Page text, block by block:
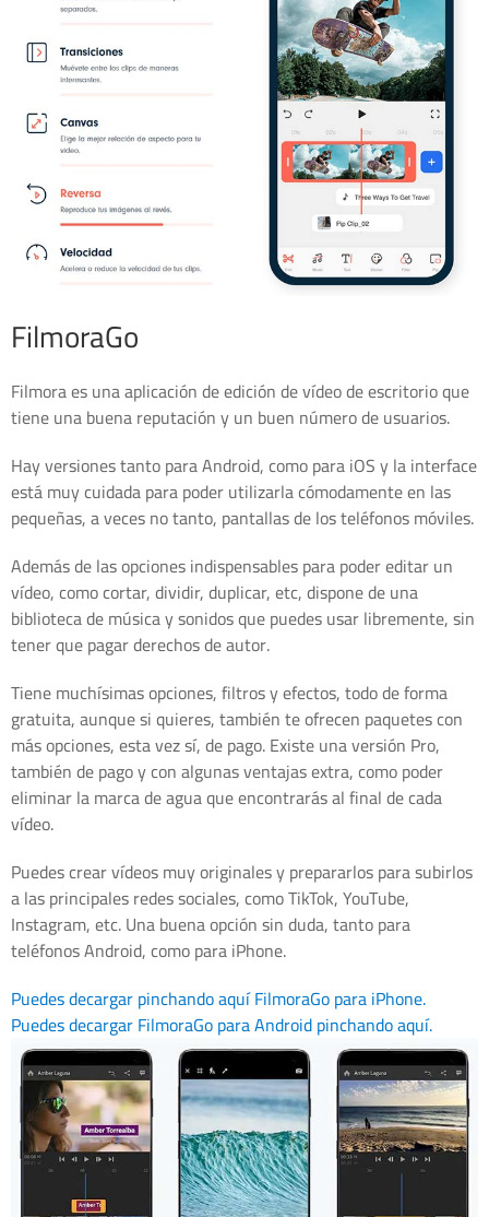
FilmoraGo
Filmora es una aplicación de edición de vídeo de escritorio que
tiene una buena reputación y un buen número de usuarios.
Hay versiones tanto para Android, como para iOS y la interface
está muy cuidada para poder utilizarla cómodamente en las
pequeñas, a veces no tanto, pantallas de los teléfonos móviles.
Además de las opciones indispensables para poder editar un
vídeo, como cortar, dividir, duplicar, etc, dispone de una
biblioteca de música y sonidos que puedes usar libremente, sin
tener que pagar derechos de autor.
Tiene muchísimas opciones, filtros y efectos, todo de forma
gratuita, aunque si quieres, también te ofrecen paquetes con
más opciones, esta vez sí, de pago. Existe una versión Pro,
también de pago y con algunas ventajas extra, como poder
eliminar la marca de agua que encontrarás al final de cada
vídeo.
Puedes crear vídeos muy originales y prepararlos para subirlos
a las principales redes sociales, como TikTok, YouTube,
Instagram, etc. Una buena opción sin duda, tanto para
teléfonos Android, como para iPhone.
Puedes decargar pinchando aquí FilmoraGo para iPhone.
Puedes decargar FilmoraGo para Android pinchando aquí.